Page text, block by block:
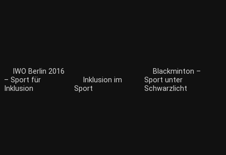
IWO Berlin 2016
– Sport für
Inklusion
Inklusion im
Sport
Blackminton –
Sport unter
Schwarzlicht